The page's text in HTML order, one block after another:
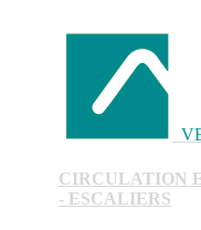
CIRCULATION
- ESCALIERS